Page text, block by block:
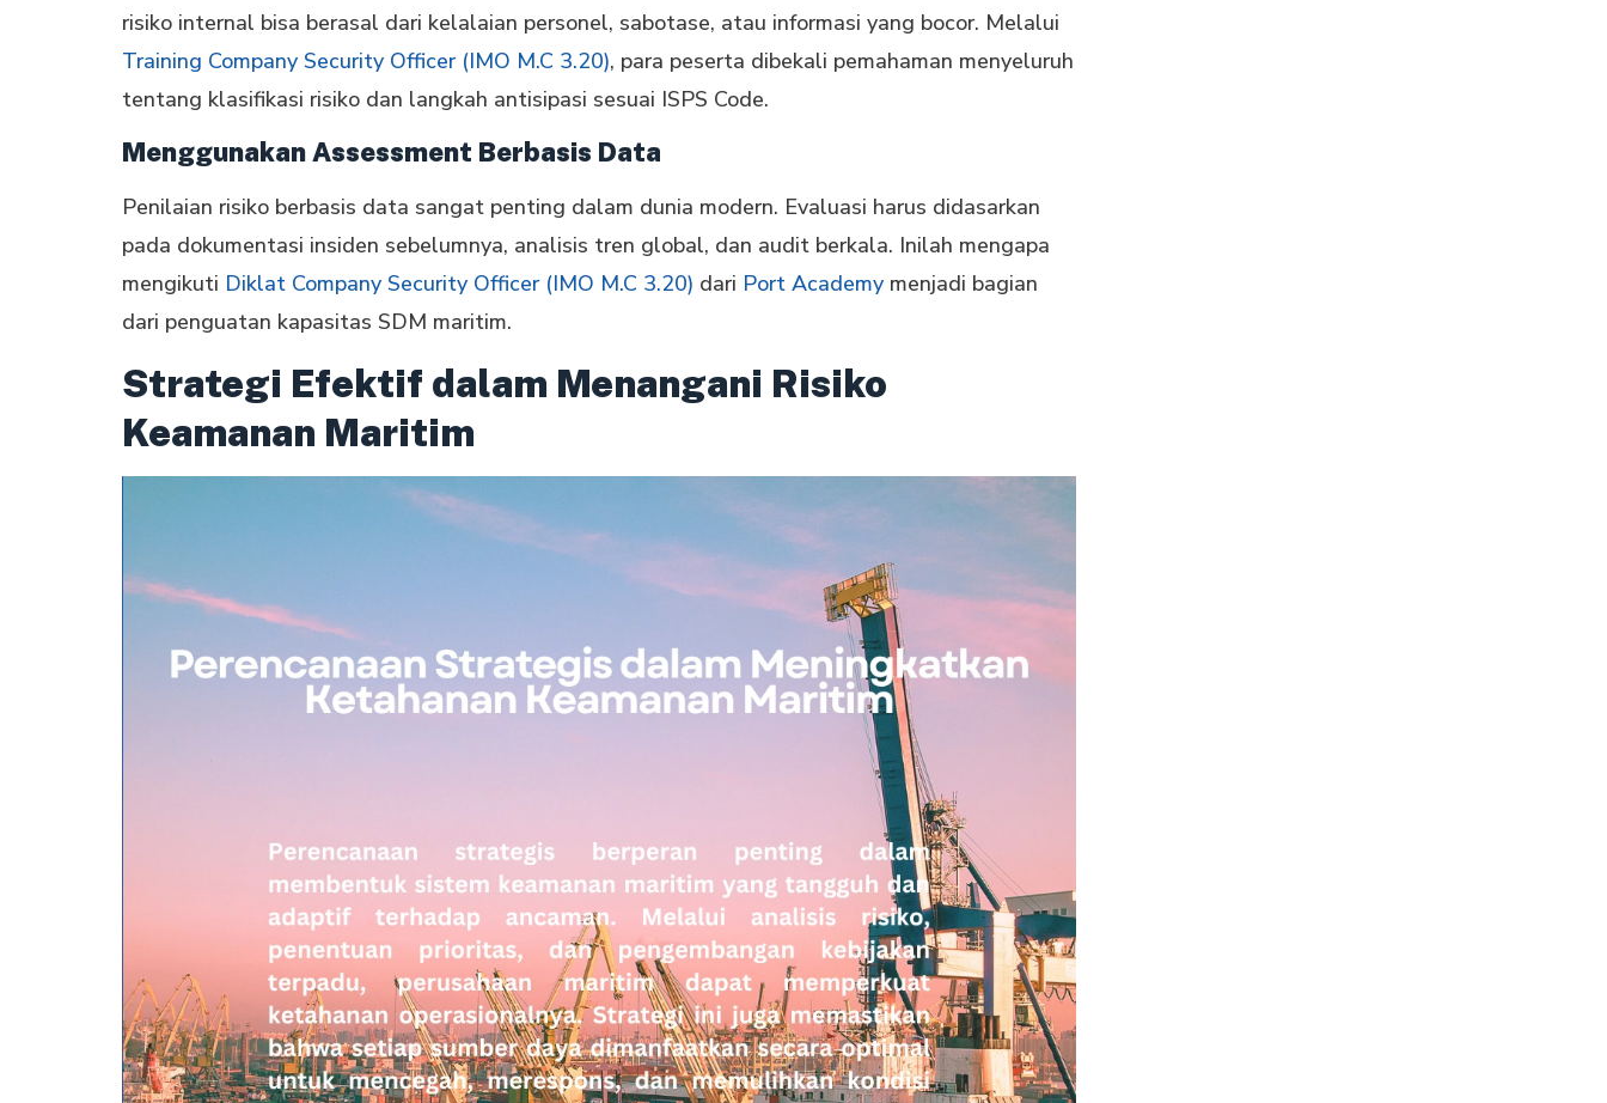
risiko internal bisa berasal dari kelalaian personel, sabotase, atau informasi yang bocor. Melalui
Training Company Security Officer (IMO M.C 3.20), para peserta dibekali pemahaman menyeluruh
tentang klasifikasi risiko dan langkah antisipasi sesuai ISPS Code.
Menggunakan Assessment Berbasis Data
Penilaian risiko berbasis data sangat penting dalam dunia modern. Evaluasi harus didasarkan
pada dokumentasi insiden sebelumnya, analisis tren global, dan audit berkala. Inilah mengapa
mengikuti Diklat Company Security Officer (IMO M.C 3.20) dari Port Academy menjadi bagian
dari penguatan kapasitas SDM maritim.
Strategi Efektif dalam Menangani Risiko
Keamanan Maritim